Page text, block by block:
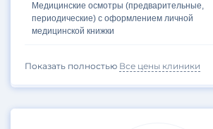
Медицинские осмотры (предварительные,
периодические) с оформлением личной
медицинской книжки
Показать полностью Все цены клиники